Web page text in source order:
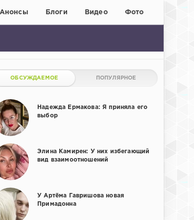
Анонсы Блоги Видео Фото
ОБСУЖДАЕМОЕ ПОПУЛЯРНОЕ
Надежда Ермакова: Я приняла его
выбор
Элина Камирен: У них избегающий
вид взаимоотношений
У Артёма Гавришова новая
Примадонна